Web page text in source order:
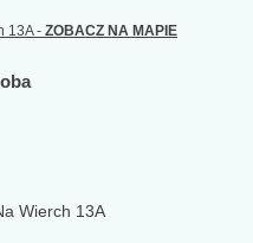
13A - ZOBACZ NA MAPIE
Wierch 13A